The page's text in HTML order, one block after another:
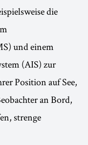
die
und einem
(AIS) zur
Position auf See,
an Bord,
strenge